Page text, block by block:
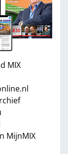
MIX
MijnMIX